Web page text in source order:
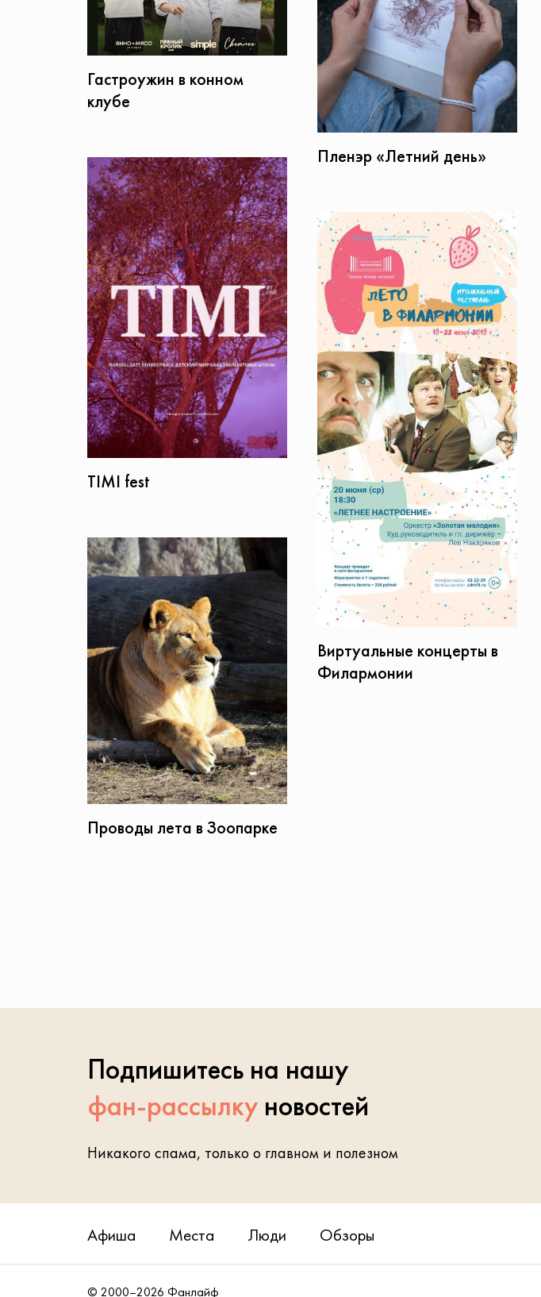
Гастроужин в конном
клубе
Пленэр «Летний день»
TIMI fest
Виртуальные концерты в
Филармонии
Проводы лета в Зоопарке
Подпишитесь на нашу
фан-рассылку новостей
Никакого спама, только о главном и полезном
Афиша Места Люди Обзоры
© 2000–2026 Фанлайф